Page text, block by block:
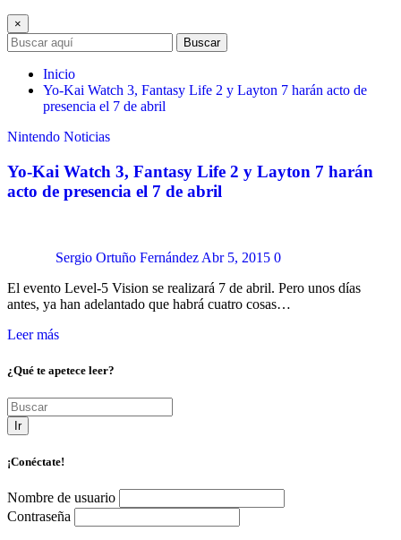
×
Buscar
Inicio
Yo-Kai Watch 3, Fantasy Life 2 y Layton 7 harán acto de
presencia el 7 de abril
Nintendo Noticias
Yo-Kai Watch 3, Fantasy Life 2 y Layton 7 harán
acto de presencia el 7 de abril
Sergio Ortuño FernándezAbr 5, 2015 0
El evento Level-5 Vision se realizará 7 de abril. Pero unos días
antes, ya han adelantado que habrá cuatro cosas…
Leer más
¿Qué te apetece leer?
Ir
¡Conéctate!
Nombre de usuario
Contraseña